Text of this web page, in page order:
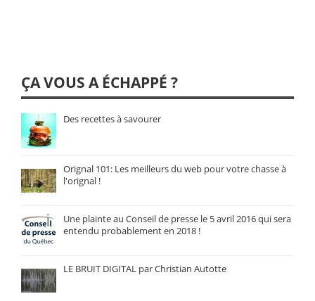
ÇA VOUS A ÉCHAPPÉ ?
Des recettes à savourer
Orignal 101: Les meilleurs du web pour votre chasse à
l'orignal !
Une plainte au Conseil de presse le 5 avril 2016 qui sera
entendu probablement en 2018 !
LE BRUIT DIGITAL par Christian Autotte